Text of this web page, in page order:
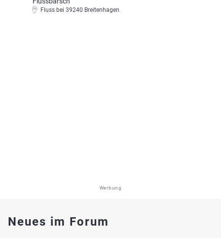
Fluss bei 39240 Breitenhagen
Werbung
Neues im Forum